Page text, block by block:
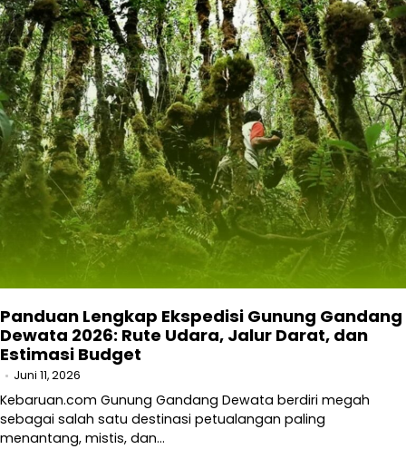
Panduan Lengkap Ekspedisi Gunung Gandang
Dewata 2026: Rute Udara, Jalur Darat, dan
Estimasi Budget
Juni 11, 2026
Kebaruan.com Gunung Gandang Dewata berdiri megah
sebagai salah satu destinasi petualangan paling
menantang, mistis, dan…